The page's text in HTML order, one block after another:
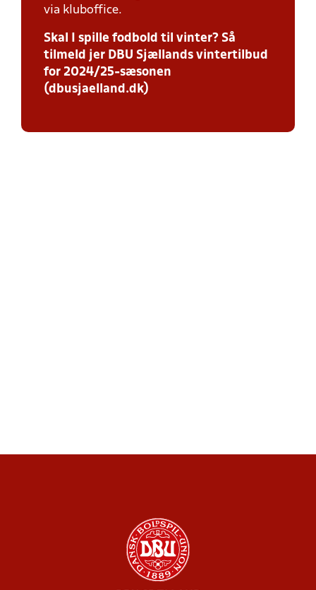
via kluboffice.
Skal I spille fodbold til vinter? Så
tilmeld jer DBU Sjællands vintertilbud
for 2024/25-sæsonen
(dbusjaelland.dk)